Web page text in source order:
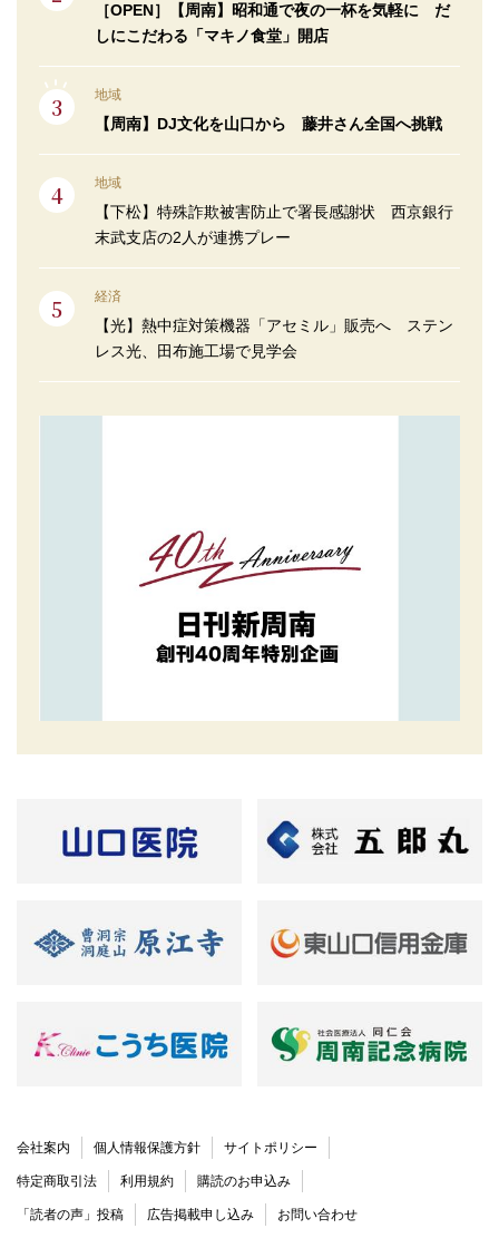
［OPEN］【周南】昭和通で夜の一杯を気軽に だ
しにこだわる「マキノ食堂」開店
地域
【周南】DJ文化を山口から 藤井さん全国へ挑戦
地域
【下松】特殊詐欺被害防止で署長感謝状 西京銀行
末武支店の2人が連携プレー
経済
【光】熱中症対策機器「アセミル」販売へ ステン
レス光、田布施工場で見学会
会社案内 個人情報保護方針 サイトポリシー
特定商取引法 利用規約 購読のお申込み
「読者の声」投稿 広告掲載申し込み お問い合わせ